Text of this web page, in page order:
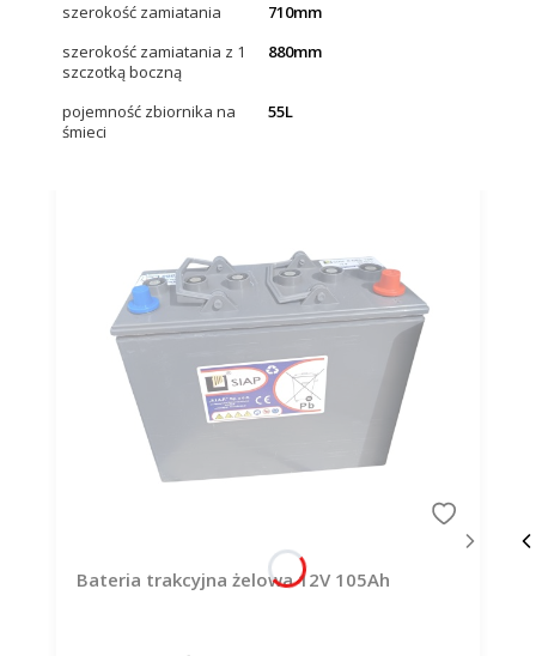
szerokość zamiatania
710mm
szerokość zamiatania z 1
szczotką boczną
880mm
pojemność zbiornika na
śmieci
55L
Bateria trakcyjna żelowa 12V 105Ah